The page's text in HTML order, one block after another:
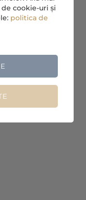
cookie-uri și
politica de